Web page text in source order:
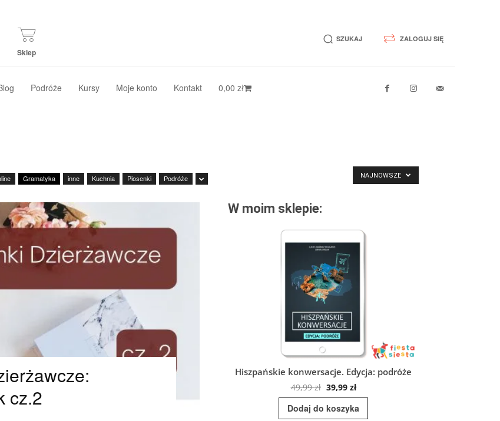
Sklep
SZUKAJ ZALOGUJ SIĘ
Podróże Kursy Moje konto Kontakt 0,00 zł
Gramatyka inne Kuchnia Piosenki Podróże NAJNOWSZE
cz.2
W moim sklepie:
Hiszpańskie konwersacje. Edycja: podróże
49,99zł Pierwotna
cena
wynosiła:
39,99 złAktualna
cena
wynosi:
Dodaj do koszyka